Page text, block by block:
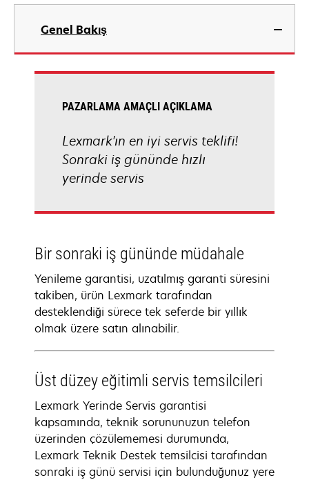
Genel Bakış
PAZARLAMA AMAÇLI AÇIKLAMA
Lexmark'ın en iyi servis teklifi!
Sonraki iş gününde hızlı
yerinde servis
Bir sonraki iş gününde müdahale
Yenileme garantisi, uzatılmış garanti süresini
takiben, ürün Lexmark tarafından
desteklendiği sürece tek seferde bir yıllık
olmak üzere satın alınabilir.
Üst düzey eğitimli servis temsilcileri
Lexmark Yerinde Servis garantisi
kapsamında, teknik sorununuzun telefon
üzerinden çözülememesi durumunda,
Lexmark Teknik Destek temsilcisi tarafından
sonraki iş günü servisi için bulunduğunuz yere